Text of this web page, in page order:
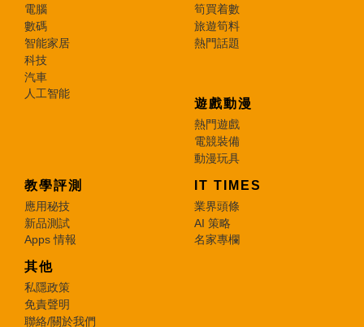
電腦
數碼
智能家居
科技
汽車
人工智能
筍買着數
旅遊筍料
熱門話題
遊戲動漫
熱門遊戲
電競裝備
動漫玩具
教學評測
應用秘技
新品測試
Apps 情報
IT TIMES
業界頭條
AI 策略
名家專欄
其他
私隱政策
免責聲明
聯絡/關於我們